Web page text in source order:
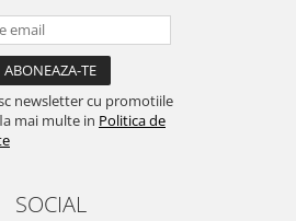
newsletter cu promotiile
mai multe in Politica de
SOCIAL